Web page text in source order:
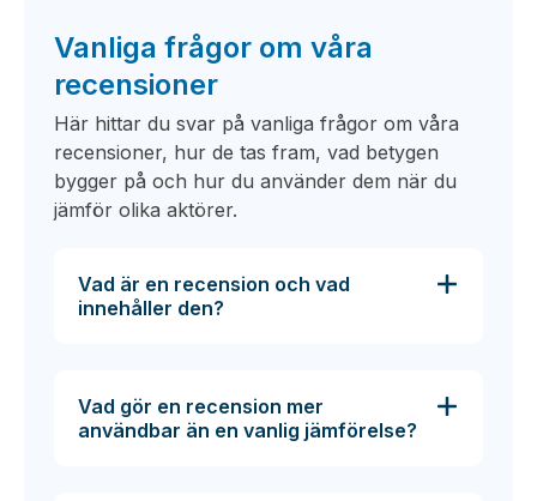
Vanliga frågor om våra
recensioner
Här hittar du svar på vanliga frågor om våra
recensioner, hur de tas fram, vad betygen
bygger på och hur du använder dem när du
jämför olika aktörer.
Vad är en recension och vad
innehåller den?
Vad gör en recension mer
användbar än en vanlig jämförelse?